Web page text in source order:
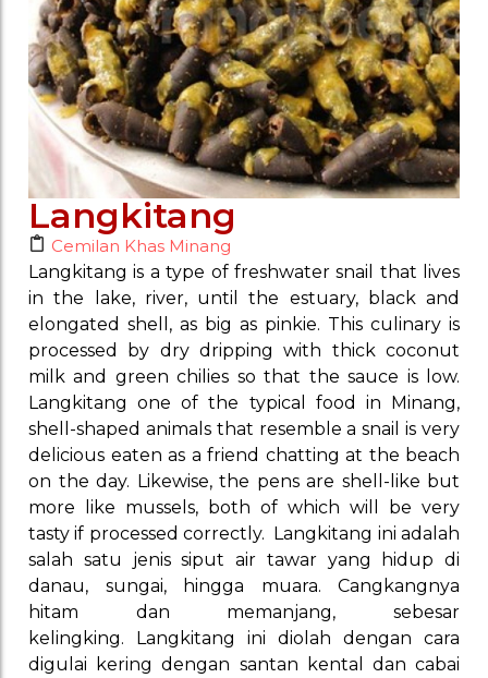
Langkitang
Cemilan Khas Minang
Langkitang is a type of freshwater snail that lives
in the lake, river, until the estuary, black and
elongated shell, as big as pinkie. This culinary is
processed by dry dripping with thick coconut
milk and green chilies so that the sauce is low.
Langkitang one of the typical food in Minang,
shell-shaped animals that resemble a snail is very
delicious eaten as a friend chatting at the beach
on the day. Likewise, the pens are shell-like but
more like mussels, both of which will be very
tasty if processed correctly. Langkitang ini adalah
salah satu jenis siput air tawar yang hidup di
danau, sungai, hingga muara. Cangkangnya
hitam dan memanjang, sebesar
kelingking. Langkitang ini diolah dengan cara
digulai kering dengan santan kental dan cabai